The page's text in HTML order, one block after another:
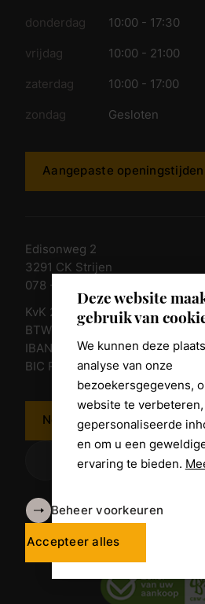
Deze website
gebruik van
We kunnen deze
analyse van onze
bezoekersgegevens,
website te verbeteren,
gepersonaliseerde
en om u een
ervaring te bieden.
Beheer voorkeuren
Accepteer alles
donderdag 10:00 - 17:30
vrijdag 10:00 - 21:00
zaterdag 10:00 - 17:00
zondag Gesloten
Aangepaste openingstijden
Edisonweg 2
3291 CK Strijen
078 - 674 84 85
KvK 23011135
BTW nr. NL 805098938.B.01
IBAN NL10 RABO 0361 8039 58
BIC RABONL2U
Neem contact op
Algemene voorwaarden